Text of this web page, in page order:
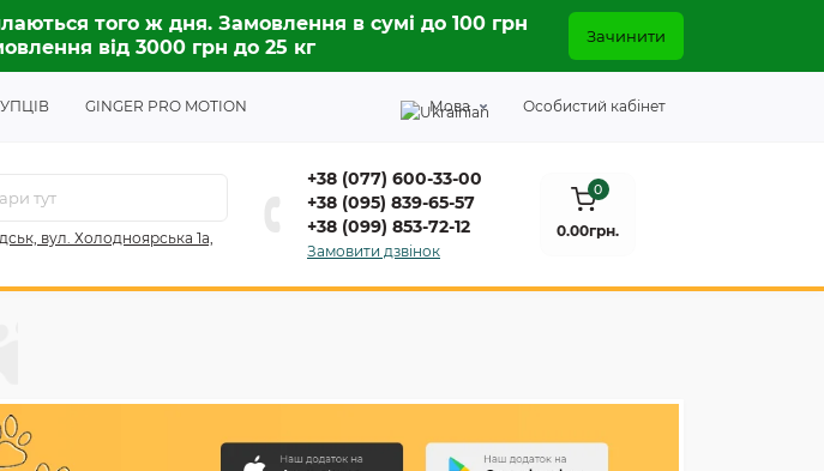
того ж дня. Замовлення в сумі до 100 грн
від 3000 грн до 25 кг
Зачинити
GINGER PRO MOTION Мова Особистий кабінет
вул. Холодноярська 1а,
+38 (077) 600-33-00
+38 (095) 839-65-57
+38 (099) 853-72-12
Замовити дзвінок
0
0.00грн.